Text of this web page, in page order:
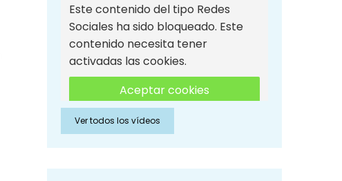
Este contenido del tipo Redes
Sociales ha sido bloqueado. Este
contenido necesita tener
activadas las cookies.
Aceptar cookies
Aceptar cookies de Redes
Sociales
Ver todos los vídeos